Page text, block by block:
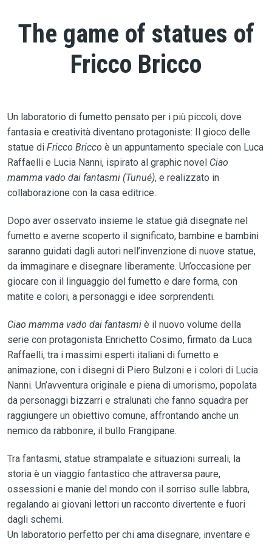
The game of statues of
Fricco Bricco
Un laboratorio di fumetto pensato per i più piccoli, dove
fantasia e creatività diventano protagoniste: Il gioco delle
statue di Fricco Bricco è un appuntamento speciale con Luca
Raffaelli e Lucia Nanni, ispirato al graphic novel Ciao
mamma vado dai fantasmi (Tunué), e realizzato in
collaborazione con la casa editrice.
Dopo aver osservato insieme le statue già disegnate nel
fumetto e averne scoperto il significato, bambine e bambini
saranno guidati dagli autori nell’invenzione di nuove statue,
da immaginare e disegnare liberamente. Un’occasione per
giocare con il linguaggio del fumetto e dare forma, con
matite e colori, a personaggi e idee sorprendenti.
Ciao mamma vado dai fantasmiè il nuovo volume della
serie con protagonista Enrichetto Cosimo, firmato da Luca
Raffaelli, tra i massimi esperti italiani di fumetto e
animazione, con i disegni di Piero Bulzoni e i colori di Lucia
Nanni. Un’avventura originale e piena di umorismo, popolata
da personaggi bizzarri e stralunati che fanno squadra per
raggiungere un obiettivo comune, affrontando anche un
nemico da rabbonire, il bullo Frangipane.
Tra fantasmi, statue strampalate e situazioni surreali, la
storia è un viaggio fantastico che attraversa paure,
ossessioni e manie del mondo con il sorriso sulle labbra,
regalando ai giovani lettori un racconto divertente e fuori
dagli schemi.
Un laboratorio perfetto per chi ama disegnare, inventare e